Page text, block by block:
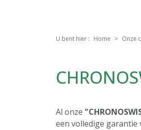
U bent hier : Home Onze
Al onze
een volledige garantie